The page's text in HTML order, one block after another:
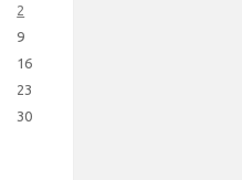
2
9
16
23
30